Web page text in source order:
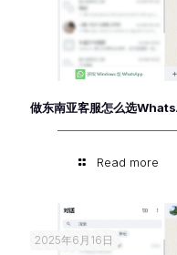
做东南亚客服怎么选
Read more
2025年6月16日